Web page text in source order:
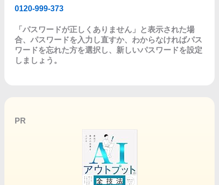
0120-999-373
「パスワードが正しくありません」と表示された場
合、パスワードを入力し直すか、わからなければパス
ワードを忘れた方を選択し、新しいパスワードを設定
しましょう。
PR